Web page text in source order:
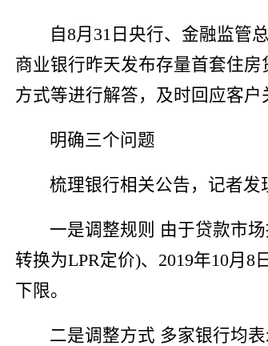
自8月31日央行、金融监管
商业银行昨天发布存量首套住
方式等进行解答，及时回应客户
明确三个问题
梳理银行相关公告，记者发
一是调整规则 由于贷款市
转换为LPR定价)、2019年10月8
下限。
二是调整方式 多家银行均